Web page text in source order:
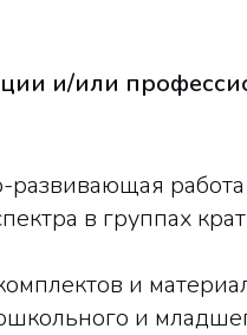
и/или
работа
в группах
и
и